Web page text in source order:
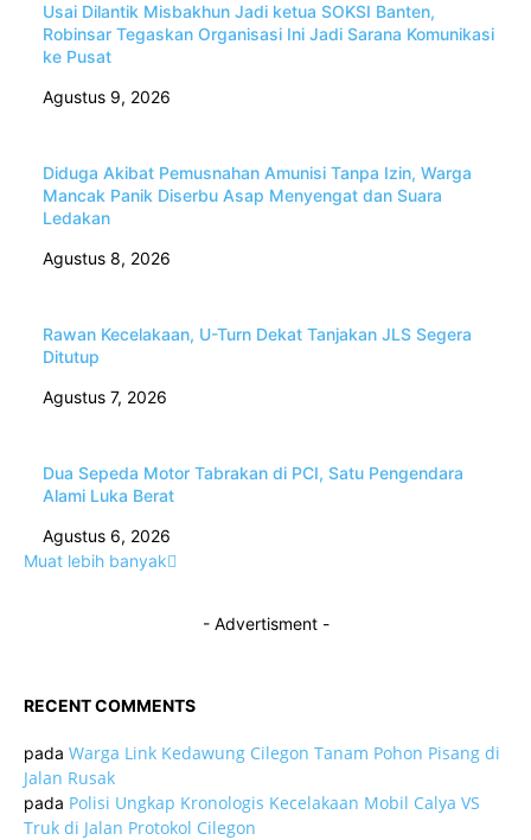
Usai Dilantik Misbakhun Jadi ketua SOKSI Banten,
Robinsar Tegaskan Organisasi Ini Jadi Sarana Komunikasi
ke Pusat
Agustus 9, 2026
Diduga Akibat Pemusnahan Amunisi Tanpa Izin, Warga
Mancak Panik Diserbu Asap Menyengat dan Suara
Ledakan
Agustus 8, 2026
Rawan Kecelakaan, U-Turn Dekat Tanjakan JLS Segera
Ditutup
Agustus 7, 2026
Dua Sepeda Motor Tabrakan di PCI, Satu Pengendara
Alami Luka Berat
Agustus 6, 2026
Muat lebih banyak
- Advertisment -
RECENT COMMENTS
pada Warga Link Kedawung Cilegon Tanam Pohon Pisang di
Jalan Rusak
pada Polisi Ungkap Kronologis Kecelakaan Mobil Calya VS
Truk di Jalan Protokol Cilegon